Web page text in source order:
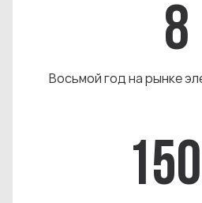
8
Восьмой год на рынке